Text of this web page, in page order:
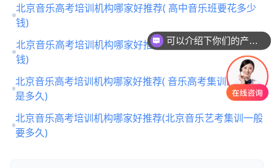
北京音乐高考培训机构哪家好推荐( 高中音乐班要花多少
钱)
北京音乐高考培训机构哪家好推荐(高中音乐集训要多少
钱)
北京音乐高考培训机构哪家好推荐( 音乐高考集训的时间
是多久)
北京音乐高考培训机构哪家好推荐(北京音乐艺考集训一般
要多久)
可以介绍下你们的产品么
你们是怎么收费的呢